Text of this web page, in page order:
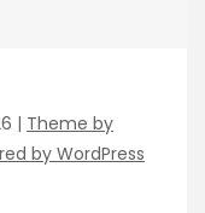
| Theme by
by WordPress